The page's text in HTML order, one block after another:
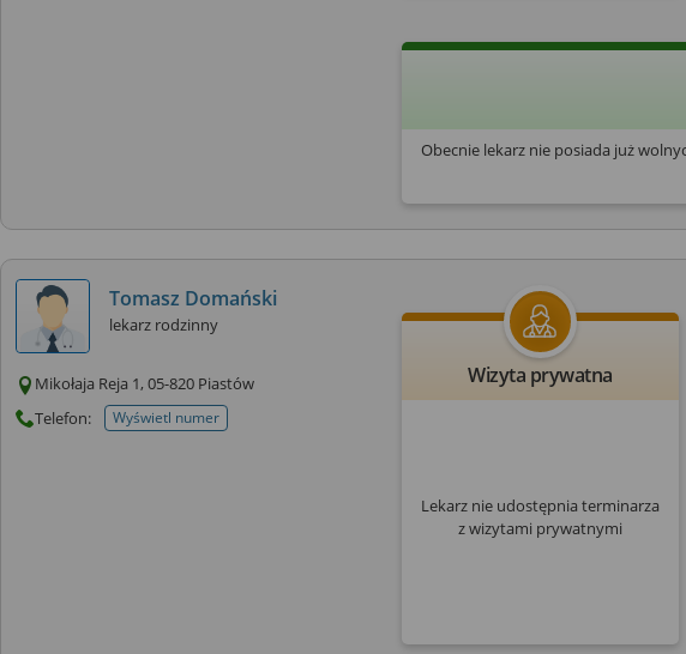
Obecnie lekarz nie posiada już
Tomasz Domański
lekarz rodzinny
Mikołaja Reja 1, 05-820 Piastów
Telefon:
Wyświetl numertelefonu do placowki
Wizyta prywatna
Lekarz nie udostępnia terminarza
z wizytami prywatnymi